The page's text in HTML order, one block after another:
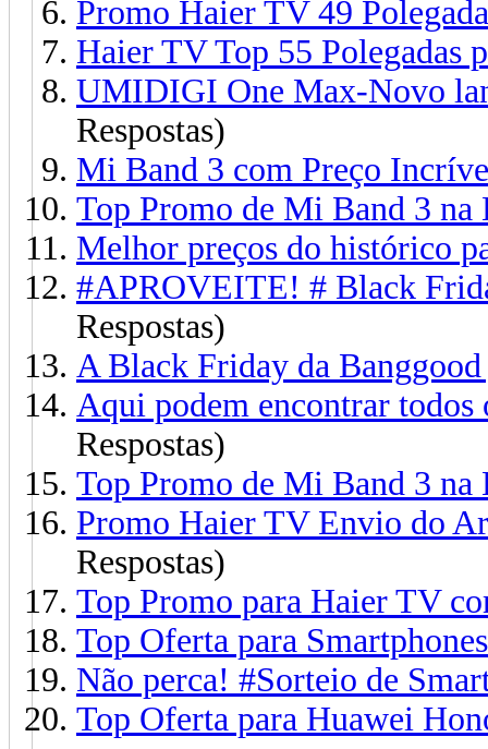
Promo Haier TV 49
Haier TV Top 55 Polegadas
UMIDIGI One Max-Novo
Respostas)
Mi Band 3 com Preço
Top Promo de Mi Band 3 na
Melhor preços do histórico
#APROVEITE! # Black
Respostas)
A Black Friday da
Aqui podem encontrar todos
Respostas)
Top Promo de Mi Band 3 na
Promo Haier TV Envio do
Respostas)
Top Promo para Haier TV
Top Oferta para
Não perca! #Sorteio de
Top Oferta para Huawei